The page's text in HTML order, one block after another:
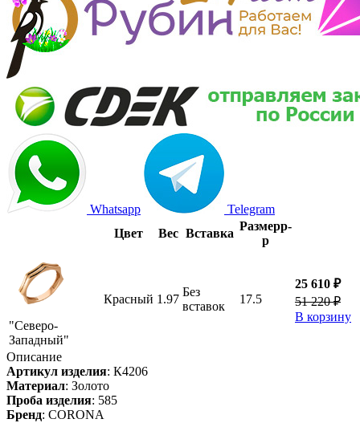
Whatsapp
Telegram
Цвет
Вес Вставка
Размерр-
р
"Северо-
Западный"
Красный 1.97
Без
вставок
17.5
25 610 ₽
51 220 ₽
В корзину
Описание
Артикул изделия: К4206
Материал: Золото
Проба изделия: 585
Бренд: CORONA